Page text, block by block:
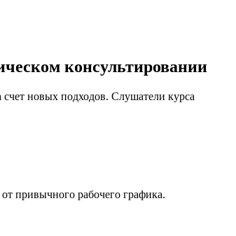
консультировании
новых подходов. Слушатели курса
привычного рабочего графика.